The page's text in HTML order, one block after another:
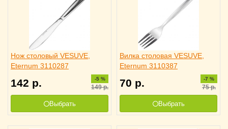
Нож столовый VESUVE,
Eternum 3110287
142 р. -5 %
149р.
Выбрать
Вилка столовая VESUVE,
Eternum 3110387
70 р. -7 %
75р.
Выбрать